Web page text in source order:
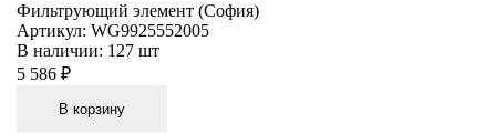
Фильтрующий элемент (София)
Артикул: WG9925552005
В наличии: 127 шт
5 586 ₽
В корзину